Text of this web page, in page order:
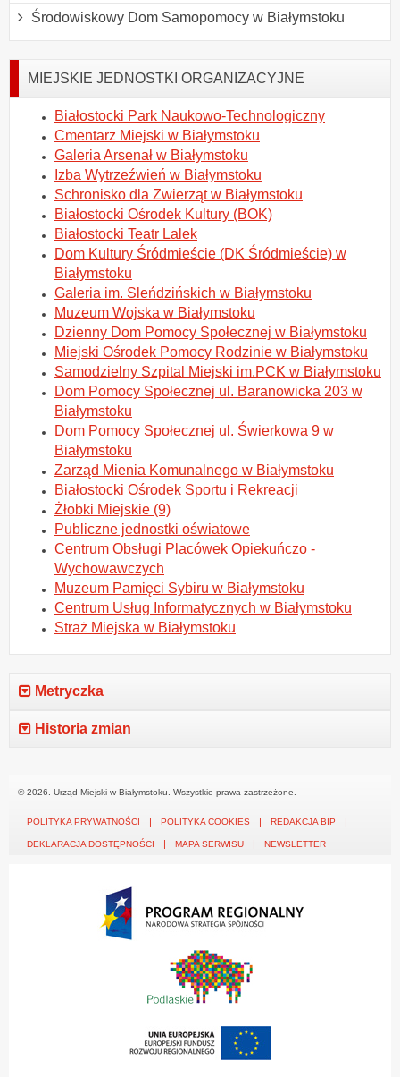
Środowiskowy Dom Samopomocy w Białymstoku
MIEJSKIE JEDNOSTKI ORGANIZACYJNE
Białostocki Park Naukowo-Technologiczny
Cmentarz Miejski w Białymstoku
Galeria Arsenał w Białymstoku
Izba Wytrzeźwień w Białymstoku
Schronisko dla Zwierząt w Białymstoku
Białostocki Ośrodek Kultury (BOK)
Białostocki Teatr Lalek
Dom Kultury Śródmieście (DK Śródmieście) w
Białymstoku
Galeria im. Sleńdzińskich w Białymstoku
Muzeum Wojska w Białymstoku
Dzienny Dom Pomocy Społecznej w Białymstoku
Miejski Ośrodek Pomocy Rodzinie w Białymstoku
Samodzielny Szpital Miejski im.PCK w Białymstoku
Dom Pomocy Społecznej ul. Baranowicka 203 w
Białymstoku
Dom Pomocy Społecznej ul. Świerkowa 9 w
Białymstoku
Zarząd Mienia Komunalnego w Białymstoku
Białostocki Ośrodek Sportu i Rekreacji
Żłobki Miejskie (9)
Publiczne jednostki oświatowe
Centrum Obsługi Placówek Opiekuńczo -
Wychowawczych
Muzeum Pamięci Sybiru w Białymstoku
Centrum Usług Informatycznych w Białymstoku
Straż Miejska w Białymstoku
Metryczka
Historia zmian
© 2026. Urząd Miejski w Białymstoku. Wszystkie prawa zastrzeżone.
POLITYKA PRYWATNOŚCI POLITYKA COOKIES REDAKCJA BIP
DEKLARACJA DOSTĘPNOŚCI MAPA SERWISU NEWSLETTER